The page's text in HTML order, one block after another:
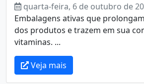
quarta-feira, 6 de outubro de
Embalagens ativas que
dos produtos e trazem em sua
vitaminas. ...
Veja mais